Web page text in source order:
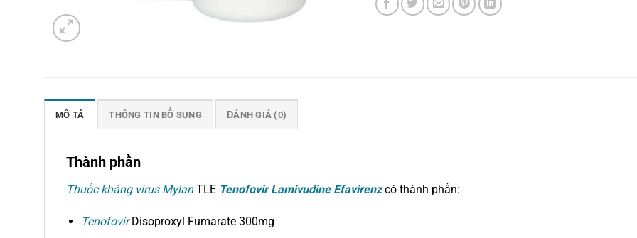
MÔ TẢ THÔNG TIN BỔ SUNG ĐÁNH GIÁ (0)
Thành phần
Thuốc kháng virus MylanTLE Tenofovir Lamivudine Efavirenzcó thành phần:
TenofovirDisoproxyl Fumarate 300mg